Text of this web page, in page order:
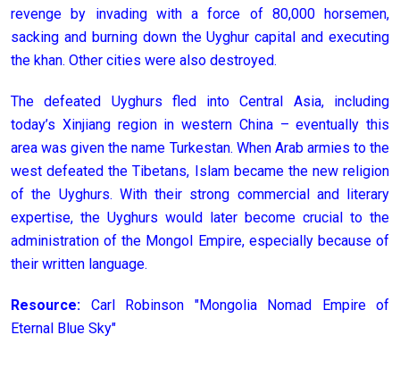
revenge by invading with a force of 80,000 horsemen,
sacking and burning down the Uyghur capital and executing
the khan. Other cities were also destroyed.
The defeated Uyghurs fled into Central Asia, including
today’s Xinjiang region in western China – eventually this
area was given the name Turkestan. When Arab armies to the
west defeated the Tibetans, Islam became the new religion
of the Uyghurs. With their strong commercial and literary
expertise, the Uyghurs would later become crucial to the
administration of the Mongol Empire, especially because of
their written language.
Resource: Carl Robinson "Mongolia Nomad Empire of
Eternal Blue Sky"